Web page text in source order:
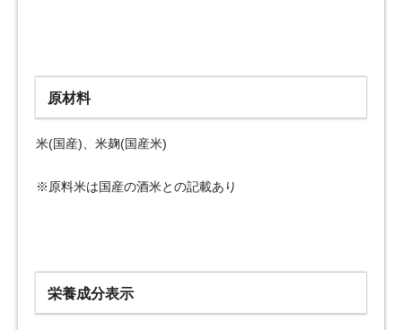
原材料
米(国産)、米麹(国産米)
※原料米は国産の酒米との記載あり
栄養成分表示